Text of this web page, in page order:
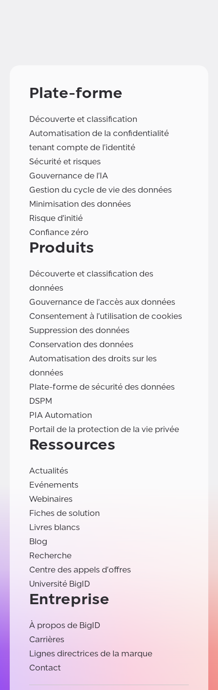
Plate-forme
Découverte et classification
Automatisation de la confidentialité
tenant compte de l'identité
Sécurité et risques
Gouvernance de l'IA
Gestion du cycle de vie des données
Minimisation des données
Risque d'initié
Confiance zéro
Produits
Découverte et classification des
données
Gouvernance de l'accès aux données
Consentement à l'utilisation de cookies
Suppression des données
Conservation des données
Automatisation des droits sur les
données
Plate-forme de sécurité des données
DSPM
PIA Automation
Portail de la protection de la vie privée
Ressources
Actualités
Evénements
Webinaires
Fiches de solution
Livres blancs
Blog
Recherche
Centre des appels d'offres
Université BigID
Entreprise
À propos de BigID
Carrières
Lignes directrices de la marque
Contact